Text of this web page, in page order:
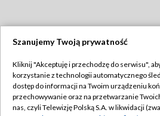
TVP
Abonament TVP
Regulamin
Szanujemy Twoją prywatność
Kliknij "Akceptuję i przechodzę do serwisu",
korzystanie z technologii automatycznego
dostęp do informacji na Twoim urządzeniu
przechowywanie oraz na przetwarzanie
nas, czyli Telewizję Polską S.A. w likwidacji